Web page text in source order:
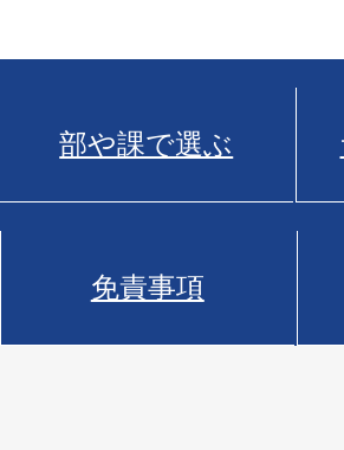
部や課で選ぶ
免責事項